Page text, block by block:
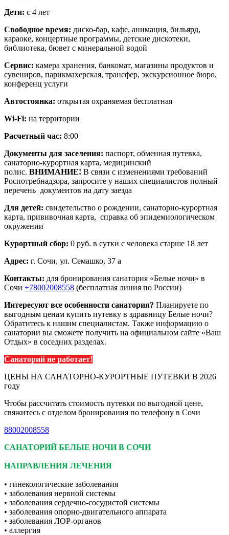
Дети: с 4 лет
Свободное время: диско-бар, кафе, анимация, бильярд,
караоке, концертные программы, детские дискотеки,
библиотека, бювет с минеральной водой
Сервис: камера хранения, банкомат, магазины продуктов и
сувениров, парикмахерская, трансфер, экскурсионное бюро,
конференц услуги
Автостоянка: открытая охраняемая бесплатная
Wi-Fi: на территории
Расчетный час: 8:00
Документы для заселения: паспорт, обменная путевка,
санаторно-курортная карта, медицинский
полис. ВНИМАНИЕ! В связи с изменениями требований
Роспотребнадзора, запросите у наших специалистов полный
перечень документов на дату заезда
Для детей: свидетельство о рождении, санаторно-курортная
карта, прививочная карта, справка об эпидемиологическом
окружении
Курортный сбор: 0 руб. в сутки с человека старше 18 лет
Адрес: г. Сочи, ул. Семашко, 37 а
Контакты: для бронирования санатория «Белые ночи» в
Сочи +78002008558 (бесплатная линия по России)
Интересуют все особенности санатория? Планируете по
выгодным ценам купить путевку в здравницу Белые ночи?
Обратитесь к нашим специалистам. Также информацию о
санатории вы сможете получить на официальном сайте «Ваш
Отдых» в соседних разделах.
Санаторий не работает!
ЦЕНЫ НА САНАТОРНО-КУРОРТНЫЕ ПУТЕВКИ В 2026
году
Чтобы рассчитать стоимость путевки по выгодной цене,
свяжитесь с отделом бронирования по телефону в Сочи
88002008558
САНАТОРИЙ БЕЛЫЕ НОЧИ В СОЧИ
НАПРАВЛЕНИЯ ЛЕЧЕНИЯ
• гинекологические заболевания
• заболевания нервной системы
• заболевания сердечно-сосудистой системы
• заболевания опорно-двигательного аппарата
• заболевания ЛОР-органов
• аллергия